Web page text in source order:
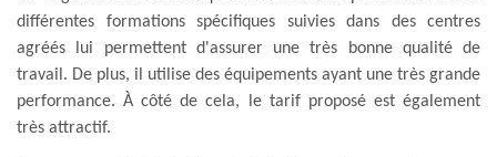
différentes formations spécifiques suivies dans des centres
agréés lui permettent d'assurer une très bonne qualité de
travail. De plus, il utilise des équipements ayant une très grande
performance. À côté de cela, le tarif proposé est également
très attractif.